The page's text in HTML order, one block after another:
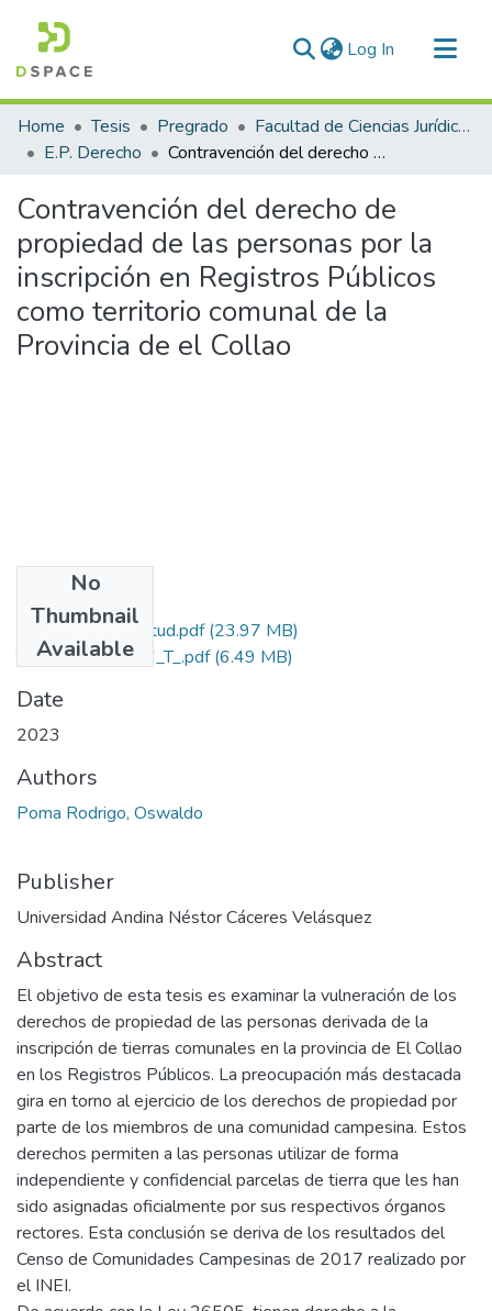
Log In (current)
Communities & Collections
All of DSpace
Home Tesis Pregrado
Facultad de Ciencias Jurídicas y Políticas
E.P. Derecho
Contravención del derecho de propiedad de las personas por la inscripción en Registros Públicos como territorio comunal de la Provincia de el Collao
Contravención del derecho de
propiedad de las personas por la
inscripción en Registros Públicos
como territorio comunal de la
Provincia de el Collao
No
Thumbnail
Available
Grado de Similitud.pdf(23.97 MB)
T036_29729766_T_.pdf(6.49 MB)
Date
2023
Authors
Poma Rodrigo, Oswaldo
Publisher
Universidad Andina Néstor Cáceres Velásquez
Abstract
El objetivo de esta tesis es examinar la vulneración de los
derechos de propiedad de las personas derivada de la
inscripción de tierras comunales en la provincia de El Collao
en los Registros Públicos. La preocupación más destacada
gira en torno al ejercicio de los derechos de propiedad por
parte de los miembros de una comunidad campesina. Estos
derechos permiten a las personas utilizar de forma
independiente y confidencial parcelas de tierra que les han
sido asignadas oficialmente por sus respectivos órganos
rectores. Esta conclusión se deriva de los resultados del
Censo de Comunidades Campesinas de 2017 realizado por
el INEI.